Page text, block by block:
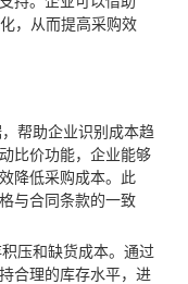
，从而提高采购效
帮助企业识别成本趋
比价功能，企业能够
降低采购成本。此
与合同条款的一致
压和缺货成本。通过
合理的库存水平，进